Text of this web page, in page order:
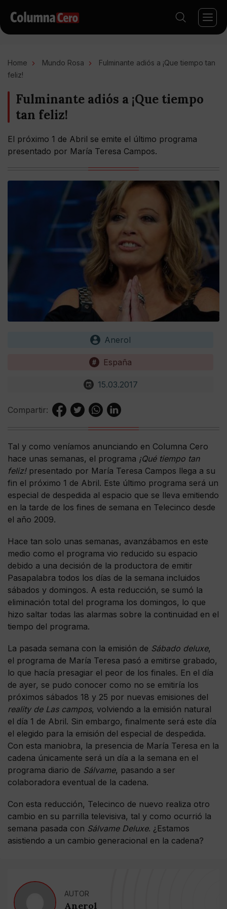
Home Mundo Rosa
Fulminante adiós a ¡Que tiempo tan
feliz!
Fulminante adiós a ¡Que tiempo
tan feliz!
El próximo 1 de Abril se emite el último programa
presentado por María Teresa Campos.
Anerol
España
15.03.2017
Compartir:
Tal y como veníamos anunciando en Columna Cero
hace unas semanas, el programa ¡Qué tiempo tan
feliz!presentado por María Teresa Campos llega a su
fin el próximo 1 de Abril. Este último programa será un
especial de despedida al espacio que se lleva emitiendo
en la tarde de los fines de semana en Telecinco desde
el año 2009.
Hace tan solo unas semanas, avanzábamos en este
medio como el programa vio reducido su espacio
debido a una decisión de la productora de emitir
Pasapalabra todos los días de la semana incluidos
sábados y domingos. A esta reducción, se sumó la
eliminación total del programa los domingos, lo que
hizo saltar todas las alarmas sobre la continuidad en el
tiempo del programa.
La pasada semana con la emisión de Sábado deluxe,
el programa de María Teresa pasó a emitirse grabado,
lo que hacía presagiar el peor de los finales. En el día
de ayer, se pudo conocer como no se emitiría los
próximos sábados 18 y 25 por nuevas emisiones del
reality de Las campos, volviendo a la emisión natural
el día 1 de Abril. Sin embargo, finalmente será este día
el elegido para la emisión del especial de despedida.
Con esta maniobra, la presencia de María Teresa en la
cadena únicamente será un día a la semana en el
programa diario de Sálvame, pasando a ser
colaboradora eventual de la cadena.
Con esta reducción, Telecinco de nuevo realiza otro
cambio en su parrilla televisiva, tal y como ocurrió la
semana pasada con Sálvame Deluxe. ¿Estamos
asistiendo a un cambio generacional en la cadena?
AUTOR
Anerol